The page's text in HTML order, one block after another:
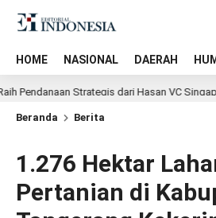
HOME NASIONAL DAERAH
Strategis dari Hasan VC Singapura
Beranda Berita
1.276 Hektar
Pertanian di